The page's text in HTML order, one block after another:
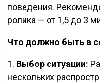
поведения.
ролика — от 1,5 до 3
Что должно быть в
1. Выбор ситуации:
нескольких